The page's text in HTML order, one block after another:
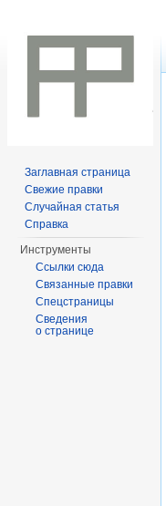
Заглавная страница
Свежие правки
Случайная статья
Справка
Инструменты
Ссылки сюда
Связанные правки
Спецстраницы
Сведения
о странице